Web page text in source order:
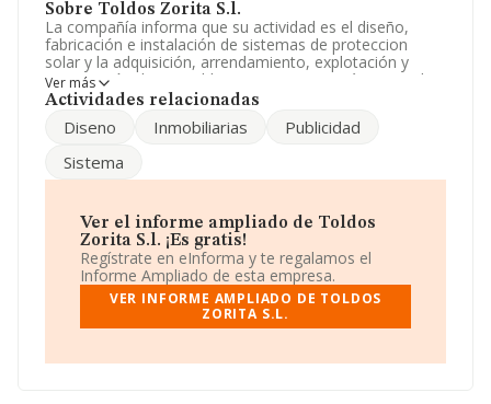
Sobre Toldos Zorita S.l.
La compañía informa que su actividad es el diseño,
fabricación e instalación de sistemas de proteccion
solar y la adquisición, arrendamiento, explotación y
enajenación de inmuebles. La empresa está registrada
como Sociedad Limitada. Clasifica su actividad CNAE
actividad en mercados exteriores.
La sociedad española
B82972878, se encuentra en Calle Urano núm. 6 1 C,
En base a la información de la que dispone INFORMA
sobre 231.218 compañías, a nivel nacional la facturación
asciende a 29.817 millones de euros y el promedio de la
facturación de ventas entre todas las compañías
asciende a los 128 mil euros. Respecto a la información
de la provincia (hablamos de Madrid), en la base de
han alcanzado los 14.368 millones de euros. Con el fin
Ver más
Actividades relacionadas
Diseno Inmobiliarias
Publicidad
Sistema
Ver el informe ampliado de Toldos
Zorita S.l. ¡Es gratis!
Regístrate en eInforma y te regalamos el
Informe Ampliado de esta empresa.
VER INFORME AMPLIADO DE TOLDOS
ZORITA S.L.